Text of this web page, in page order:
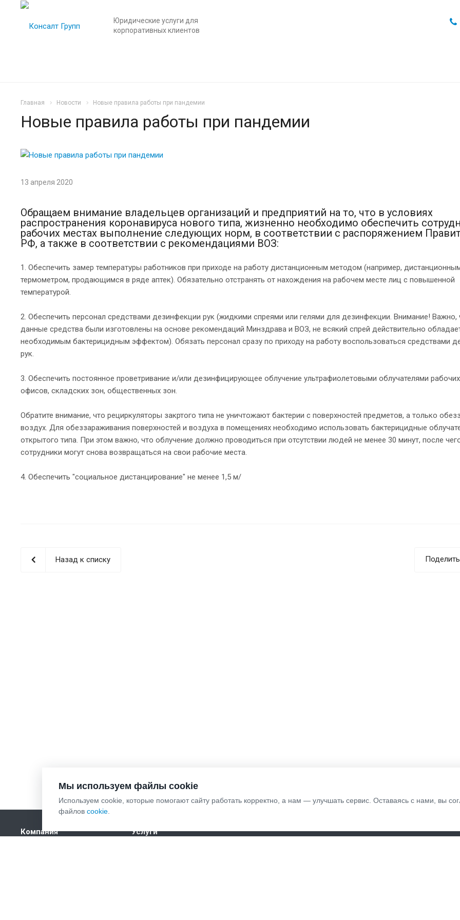
Юридические услуги для
корпоративных клиентов
Главная Новости Новые правила работы при пандемии
Новые правила работы при пандемии
13 апреля 2020
Обращаем внимание владельцев организаций и предприятий на то, что в условиях
распространения коронавируса нового типа, жизненно необходимо обеспечить
рабочих местах выполнение следующих норм, в соответствии с распоряжением
РФ, а также в соответствии с рекомендациями ВОЗ:
1. Обеспечить замер температуры работников при приходе на работу дистанционным методом (например,
термометром, продающимся в ряде аптек). Обязательно отстранять от нахождения на рабочем месте лиц с повышенной
температурой.
2. Обеспечить персонал средствами дезинфекции рук (жидкими спреями или гелями для дезинфекции. Внимание! Важно,
данные средства были изготовлены на основе рекомендаций Минздрава и ВОЗ, не всякий спрей действительно
необходимым бактерицидным эффектом). Обязать персонал сразу по приходу на работу воспользоваться средствами
рук.
3. Обеспечить постоянное проветривание и/или дезинфицирующее облучение ультрафиолетовыми облучателями
офисов, складских зон, общественных зон.
Обратите внимание, что рециркуляторы закртого типа не уничтожают бактерии с поверхностей предметов, а только
воздух. Для обеззараживания поверхностей и воздуха в помещениях необходимо использовать бактерицидные
открытого типа. При этом важно, что облучение должно проводиться при отсутствии людей не менее 30 минут, после
сотрудники могут снова возвращаться на свои рабочие места.
4. Обеспечить "социальное дистанцирование" не менее 1,5 м/
Назад к списку
Компания Услуги
Мы используем файлы cookie
Используем cookie, которые помогают сайту работать корректно, а нам — улучшать сервис. Оставаясь с нами, вы
файлов cookie